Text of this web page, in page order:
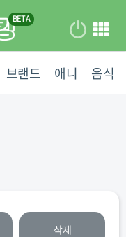
브랜드 애니 음식
삭제